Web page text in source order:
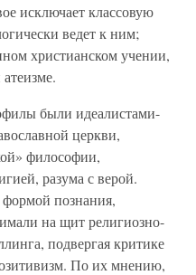
исключает классовую
ведет к ним;
христианском учении,
были идеалистами-
церкви,
философии,
разума с верой.
познания,
на щит религиозно-
подвергая критике
По их мнению,